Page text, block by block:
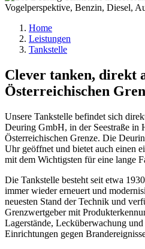
Home
Leistungen
Tankstelle
Clever tanken, direkt
Österreichischen
Unsere Tankstelle befindet sich
Deuring GmbH, in der Seestraße in
Österreichischen Grenze. Die
Uhr geöffnet und bietet auch einen
mit dem Wichtigsten für eine lange
Die Tankstelle besteht seit etwa
immer wieder erneuert und
neuesten Stand der Technik und
Grenzwertgeber mit
Lagerstände, Lecküberwachung und
Einrichtungen gegen